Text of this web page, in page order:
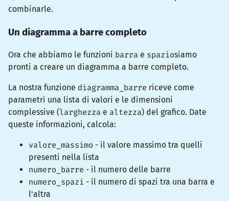
combinarle.
Un diagramma a barre completo
Ora che abbiamo le funzioni barra e spaziosiamo
pronti a creare un diagramma a barre completo.
La nostra funzione diagramma_barre riceve come
parametri una lista di valori e le dimensioni
complessive (larghezza e altezza) del grafico. Date
queste informazioni, calcola:
valore_massimo - il valore massimo tra quelli
presenti nella lista
numero_barre - il numero delle barre
numero_spazi - il numero di spazi tra una barra e
l'altra